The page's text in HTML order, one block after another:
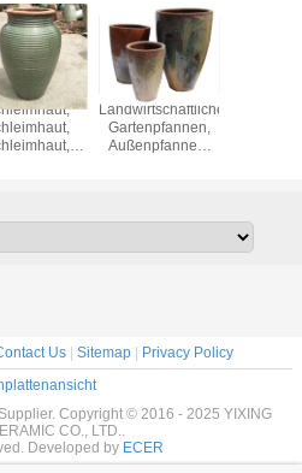
Landwirtschaftliche
Gartenpfannen,
Außenpfannen,
Us | Sitemap | Privacy Policy
Supplier. Copyright © 2016 - 2025 YIXING
CO., LTD..
Developed by ECER